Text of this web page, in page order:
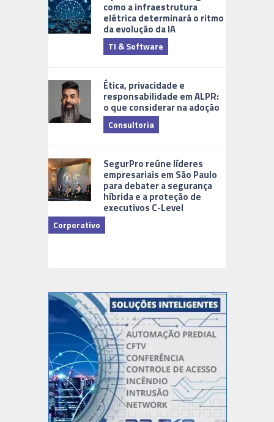
como a infraestrutura
elétrica determinará o ritmo
da evolução da IA
TI & Software
Ética, privacidade e
responsabilidade em ALPR:
o que considerar na adoção
Consultoria
SegurPro reúne líderes
empresariais em São Paulo
para debater a segurança
híbrida e a proteção de
executivos C-Level
Corporativo